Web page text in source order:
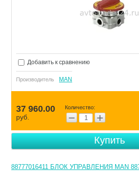
Добавить к сравнению
Производитель MAN
37 960.00
руб.
Количество:
− +
Купить
88777016411 БЛОК УПРАВЛЕНИЯ MAN